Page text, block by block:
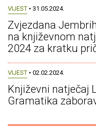
VIJEST • 31.05.2024.
Zvjezdana
na književnom
2024 za kratku
VIJEST • 02.02.2024.
Književni natječaj
Gramatika